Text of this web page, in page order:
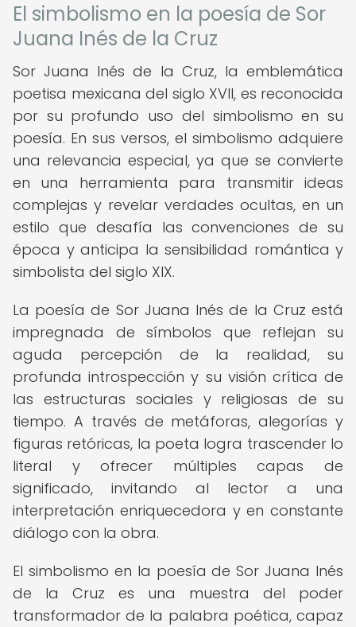
El simbolismo en la poesía de Sor
Juana Inés de la Cruz
Sor Juana Inés de la Cruz, la emblemática
poetisa mexicana del siglo XVII, es reconocida
por su profundo uso del simbolismo en su
poesía. En sus versos, el simbolismo adquiere
una relevancia especial, ya que se convierte
en una herramienta para transmitir ideas
complejas y revelar verdades ocultas, en un
estilo que desafía las convenciones de su
época y anticipa la sensibilidad romántica y
simbolista del siglo XIX.
La poesía de Sor Juana Inés de la Cruz está
impregnada de símbolos que reflejan su
aguda percepción de la realidad, su
profunda introspección y su visión crítica de
las estructuras sociales y religiosas de su
tiempo. A través de metáforas, alegorías y
figuras retóricas, la poeta logra trascender lo
literal y ofrecer múltiples capas de
significado, invitando al lector a una
interpretación enriquecedora y en constante
diálogo con la obra.
El simbolismo en la poesía de Sor Juana Inés
de la Cruz es una muestra del poder
transformador de la palabra poética, capaz